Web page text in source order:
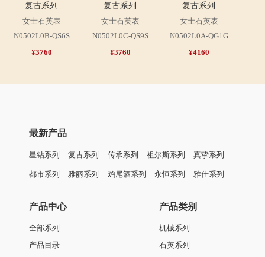
复古系列
女士石英表
N0502L0B-QS6S
¥3760
复古系列
女士石英表
N0502L0C-QS9S
¥3760
复古系列
女士石英表
N0502L0A-QG1G
¥4160
最新产品
星钻系列 复古系列 传承系列 祖尔斯系列 真挚系列
都市系列 雅丽系列 鸡尾酒系列 永恒系列 雅仕系列
产品中心
全部系列
产品目录
产品类别
机械系列
石英系列